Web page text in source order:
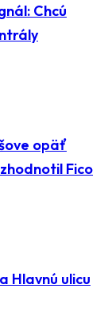
Chcú
opäť
Fico
Hlavnú ulicu